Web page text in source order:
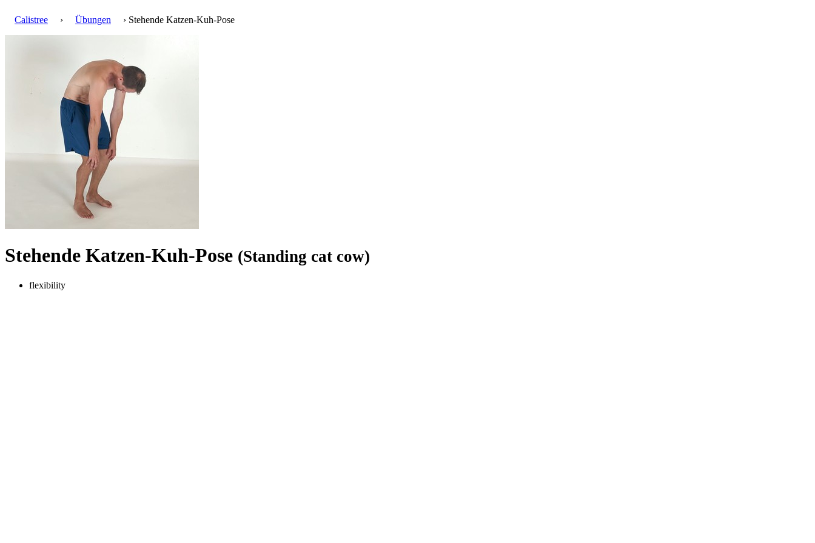
Calistree › Übungen › Stehende Katzen-Kuh-Pose
Stehende Katzen-Kuh-Pose (Standing cat cow)
flexibility